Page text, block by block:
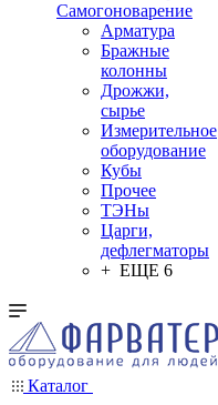
Самогоноварение
Арматура
Бражные
колонны
Дрожжи,
сырье
Измерительное
оборудование
Кубы
Прочее
ТЭНы
Царги,
дефлегматоры
+ ЕЩЕ 6
Каталог